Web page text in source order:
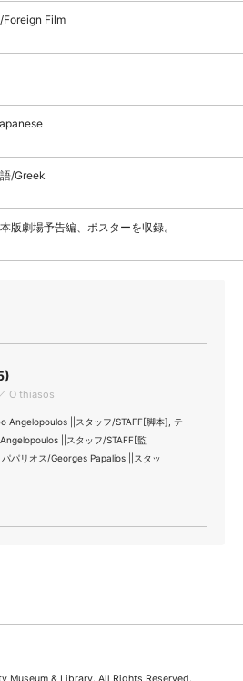
Foreign Film
/Greek
版劇場予告編、ポスターを収録。
O thiasos
Angelopoulos ||スタッフ/STAFF[脚本], テ
||スタッフ/STAFF[監
パリオス/Georges Papalios ||スタッ